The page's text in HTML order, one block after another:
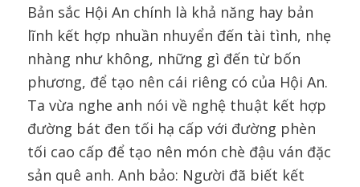
Bản sắc Hội An chính là khả năng hay bản
lĩnh kết hợp nhuần nhuyển đến tài tình, nhẹ
nhàng như không, những gì đến từ bốn
phương, để tạo nên cái riêng có của Hội An.
Ta vừa nghe anh nói về nghệ thuật kết hợp
đường bát đen tối hạ cấp với đường phèn
tối cao cấp để tạo nên món chè đậu ván đặc
sản quê anh. Anh bảo: Người đã biết kết